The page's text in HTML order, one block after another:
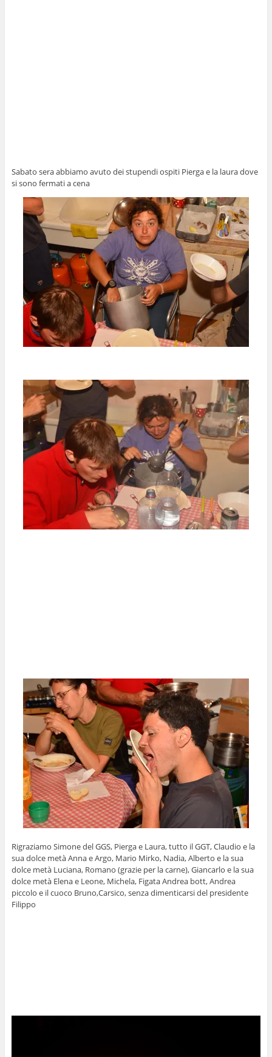
Sabato sera abbiamo avuto dei stupendi ospiti Pierga e la laura dove
si sono fermati a cena
Rigraziamo Simone del GGS, Pierga e Laura, tutto il GGT, Claudio e la
sua dolce metà Anna e Argo, Mario Mirko, Nadia, Alberto e la sua
dolce metà Luciana, Romano (grazie per la carne), Giancarlo e la sua
dolce metà Elena e Leone, Michela, Figata Andrea bott, Andrea
piccolo e il cuoco Bruno,Carsico, senza dimenticarsi del presidente
Filippo